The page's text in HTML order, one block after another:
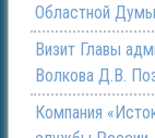
Областной
Визит Главы
Волкова Д.В.
Компания